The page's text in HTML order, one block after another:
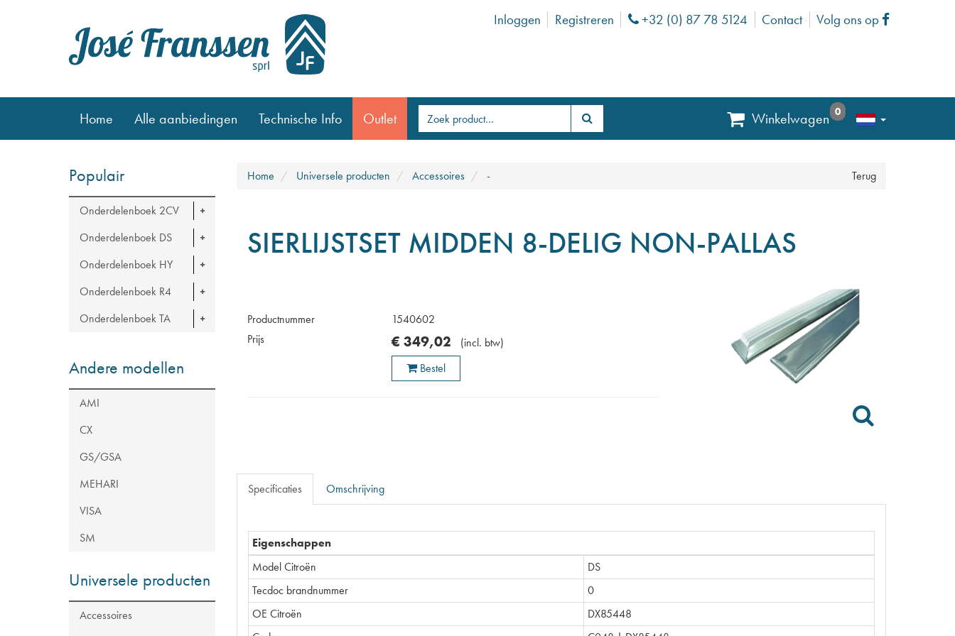
Inloggen Registreren Phone
+32 (0) 87 78 5124 Contact Volg ons op Facebook
Home Alle aanbiedingen Technische Info Outlet Winkelwagen 0
Populair
Onderdelenboek 2CV
Onderdelenboek DS
Onderdelenboek HY
Onderdelenboek R4
Onderdelenboek TA
Andere modellen
AMI
CX
GS/GSA
MEHARI
VISA
SM
Universele producten
Accessoires
Terug
Home Universele producten Accessoires -
SIERLIJSTSET MIDDEN 8-DELIG NON-PALLAS
Productnummer
1540602
Prijs
€ 349,02 (incl. btw)
Bestel
Specificaties Omschrijving
Eigenschappen
Model Citroën
DS
Tecdoc brandnummer
0
OE Citroën
DX85448